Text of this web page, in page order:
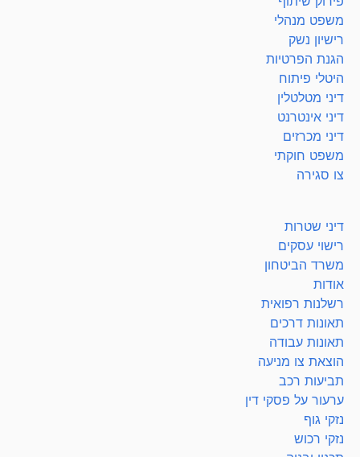
משפט מנהלי
רישיון נשק
הגנת הפרטיות
היטלי פיתוח
דיני מטלטלין
דיני אינטרנט
דיני מכרזים
משפט חוקתי
צו סגירה
דיני שטרות
רישוי עסקים
משרד הביטחון
אודות
רשלנות רפואית
תאונות דרכים
תאונות עבודה
הוצאת צו מניעה
תביעות רכב
ערעור על פסקי דין
נזקי גוף
נזקי רכוש